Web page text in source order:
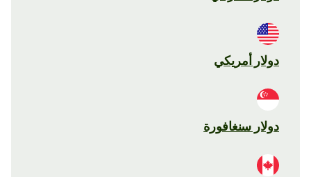
دولار أمريكي
دولار سنغافورة